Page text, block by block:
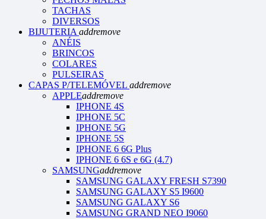
TACHAS
DIVERSOS
BIJUTERIA addremove
ANÉIS
BRINCOS
COLARES
PULSEIRAS
CAPAS P/TELEMÓVEL addremove
APPLEaddremove
IPHONE 4S
IPHONE 5C
IPHONE 5G
IPHONE 5S
IPHONE 6 6G Plus
IPHONE 6 6S e 6G (4.7)
SAMSUNGaddremove
SAMSUNG GALAXY FRESH S7390
SAMSUNG GALAXY S5 I9600
SAMSUNG GALAXY S6
SAMSUNG GRAND NEO I9060